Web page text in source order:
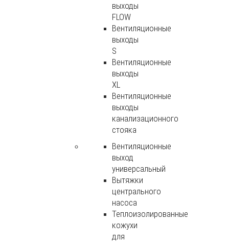
выходы
FLOW
Вентиляционные
выходы
S
Вентиляционные
выходы
XL
Вентиляционные
выходы
канализационного
стояка
Вентиляционные
выход
универсальный
Вытяжки
центрального
насоса
Теплоизолированные
кожухи
для